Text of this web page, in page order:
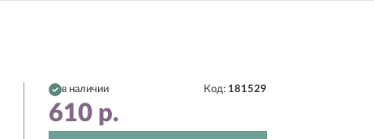
в наличии Код: 181529
610 р.